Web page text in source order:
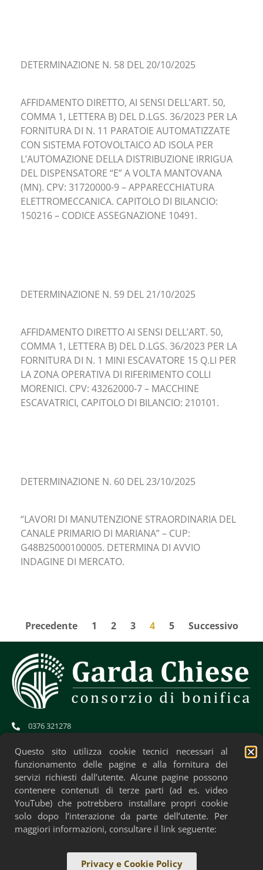
DETERMINAZIONE N. 58 DEL 20/10/2025
AFFIDAMENTO DIRETTO, AI SENSI DELL’ART. 50,
COMMA 1, LETTERA B) DEL D.LGS. 36/2023 PER LA
FORNITURA DI N. 11 PARATOIE AUTOMATIZZATE
CON SISTEMA FOTOVOLTAICO AD ISOLA PER
L’AUTOMAZIONE DELLA DISTRIBUZIONE IRRIGUA
DEL DISPENSATORE “E” A VOLTA MANTOVANA
(MN). CPV: 31720000-9 – APPARECCHIATURA
ELETTROMECCANICA. CAPITOLO DI BILANCIO:
150216 – CODICE ASSEGNAZIONE 10491.
DETERMINAZIONE N. 59 DEL 21/10/2025
AFFIDAMENTO DIRETTO AI SENSI DELL’ART. 50,
COMMA 1, LETTERA B) DEL D.LGS. 36/2023 PER LA
FORNITURA DI N. 1 MINI ESCAVATORE 15 Q.LI PER
LA ZONA OPERATIVA DI RIFERIMENTO COLLI
MORENICI. CPV: 43262000-7 – MACCHINE
ESCAVATRICI, CAPITOLO DI BILANCIO: 210101.
DETERMINAZIONE N. 60 DEL 23/10/2025
“LAVORI DI MANUTENZIONE STRAORDINARIA DEL
CANALE PRIMARIO DI MARIANA” – CUP:
G48B25000100005. DETERMINA DI AVVIO
INDAGINE DI MERCATO.
Precedente 1 2 3 4 5 Successivo
0376 321278
cb.gardachiese-bonifica@pec.regione.lombardia.it
CF: 01706580204
Questo sito utilizza cookie tecnici necessari al
funzionamento delle pagine e alla fornitura dei
servizi richiesti dall’utente. Alcune pagine possono
contenere contenuti di terze parti (ad es. video
YouTube) che potrebbero installare propri cookie
solo dopo l’interazione da parte dell’utente. Per
maggiori informazioni, consultare il link seguente:
Privacy e Cookie Policy